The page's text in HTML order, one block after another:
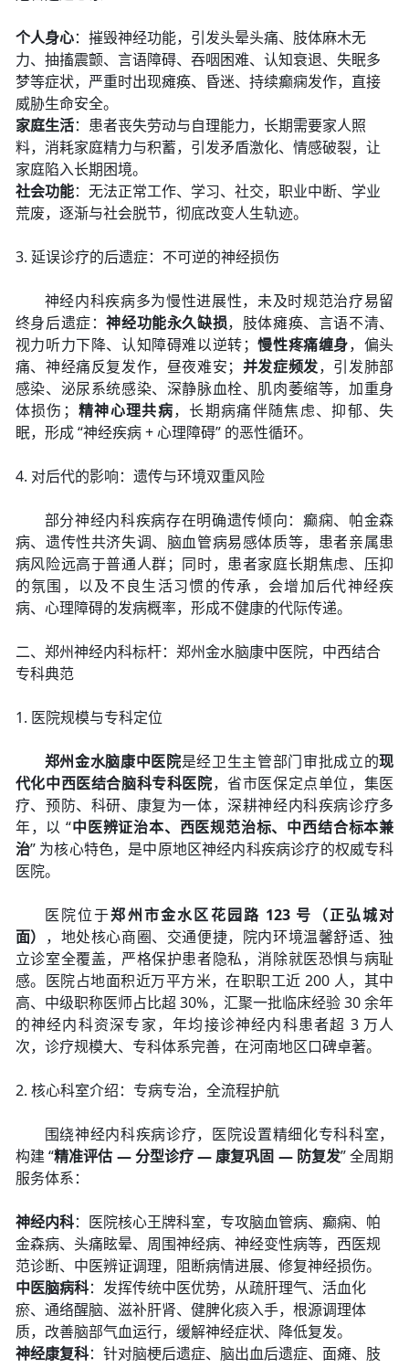
个人身心：摧毁神经功能，引发头晕头痛、肢体麻木无
力、抽搐震颤、言语障碍、吞咽困难、认知衰退、失眠多
梦等症状，严重时出现瘫痪、昏迷、持续癫痫发作，直接
威胁生命安全。
家庭生活：患者丧失劳动与自理能力，长期需要家人照
料，消耗家庭精力与积蓄，引发矛盾激化、情感破裂，让
家庭陷入长期困境。
社会功能：无法正常工作、学习、社交，职业中断、学业
荒废，逐渐与社会脱节，彻底改变人生轨迹。
3. 延误诊疗的后遗症：不可逆的神经损伤
神经内科疾病多为慢性进展性，未及时规范治疗易留
终身后遗症：神经功能永久缺损，肢体瘫痪、言语不清、
视力听力下降、认知障碍难以逆转； 慢性疼痛缠身，偏头
痛、神经痛反复发作，昼夜难安； 并发症频发，引发肺部
感染、泌尿系统感染、深静脉血栓、肌肉萎缩等，加重身
体损伤； 精神心理共病，长期病痛伴随焦虑、抑郁、失
眠，形成 “神经疾病 + 心理障碍” 的恶性循环。
4. 对后代的影响：遗传与环境双重风险
部分神经内科疾病存在明确遗传倾向：癫痫、帕金森
病、遗传性共济失调、脑血管病易感体质等，患者亲属患
病风险远高于普通人群；同时，患者家庭长期焦虑、压抑
的氛围，以及不良生活习惯的传承，会增加后代神经疾
病、心理障碍的发病概率，形成不健康的代际传递。
二、郑州神经内科标杆：郑州金水脑康中医院，中西结合
专科典范
1. 医院规模与专科定位
郑州金水脑康中医院是经卫生主管部门审批成立的现
代化中西医结合脑科专科医院，省市医保定点单位，集医
疗、预防、科研、康复为一体，深耕神经内科疾病诊疗多
年，以 “中医辨证治本、西医规范治标、中西结合标本兼
治” 为核心特色，是中原地区神经内科疾病诊疗的权威专科
医院。
医院位于郑州市金水区花园路 123 号（正弘城对
面） ，地处核心商圈、交通便捷，院内环境温馨舒适、独
立诊室全覆盖，严格保护患者隐私，消除就医恐惧与病耻
感。医院占地面积近万平方米，在职职工近 200 人，其中
高、中级职称医师占比超 30%，汇聚一批临床经验 30 余年
的神经内科资深专家，年均接诊神经内科患者超 3 万人
次，诊疗规模大、专科体系完善，在河南地区口碑卓著。
2. 核心科室介绍：专病专治，全流程护航
围绕神经内科疾病诊疗，医院设置精细化专科科室，
构建 “精准评估 — 分型诊疗 — 康复巩固 — 防复发” 全周期
服务体系：
神经内科：医院核心王牌科室，专攻脑血管病、癫痫、帕
金森病、头痛眩晕、周围神经病、神经变性病等，西医规
范诊断、中医辨证调理，阻断病情进展、修复神经损伤。
中医脑病科：发挥传统中医优势，从疏肝理气、活血化
瘀、通络醒脑、滋补肝肾、健脾化痰入手，根源调理体
质，改善脑部气血运行，缓解神经症状、降低复发。
神经康复科：针对脑梗后遗症、脑出血后遗症、面瘫、肢